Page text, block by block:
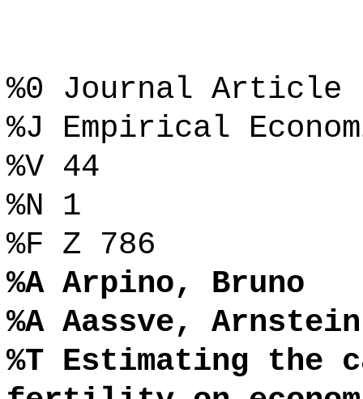
%0 Journal Article
%J Empirical
%V 44
%N 1
%F Z 786
%A Arpino, Bruno
%A Aassve, Arnstein
%T Estimating the